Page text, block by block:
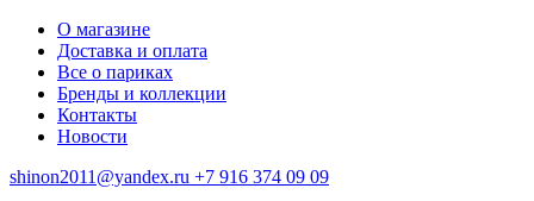
О магазине
Доставка и оплата
Все о париках
Бренды и коллекции
Контакты
Новости
shinon2011@yandex.ru +7 916 374 09 09